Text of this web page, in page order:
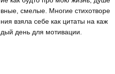
вные, смелые. Многие стихотворе
ния взяла себе как цитаты на каж
дый день для мотивации.